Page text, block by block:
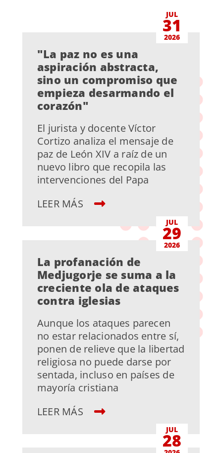
JUL
31
2026
"La paz no es una
aspiración abstracta,
sino un compromiso que
empieza desarmando el
corazón"
El jurista y docente Víctor
Cortizo analiza el mensaje de
paz de León XIV a raíz de un
nuevo libro que recopila las
intervenciones del Papa
LEER MÁS
JUL
29
2026
La profanación de
Medjugorje se suma a la
creciente ola de ataques
contra iglesias
Aunque los ataques parecen
no estar relacionados entre sí,
ponen de relieve que la libertad
religiosa no puede darse por
sentada, incluso en países de
mayoría cristiana
LEER MÁS
JUL
28